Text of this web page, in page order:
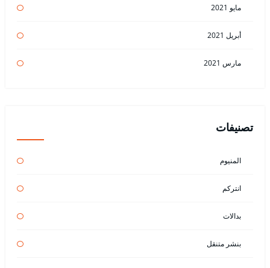
مايو 2021
أبريل 2021
مارس 2021
تصنيفات
المنيوم
انتركم
بدالات
بنشر متنقل